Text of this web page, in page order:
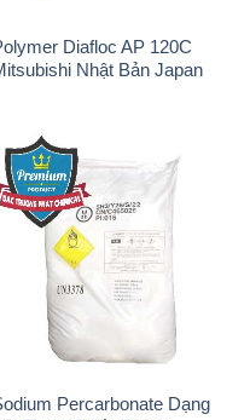
Sodium Percarbonate Dạng
Bột Trung Quốc China